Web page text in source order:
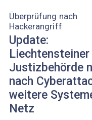
Überprüfung nach
Hackerangriff
Update:
Liechtensteiner
Justizbehörde
nach
weitere
Netz